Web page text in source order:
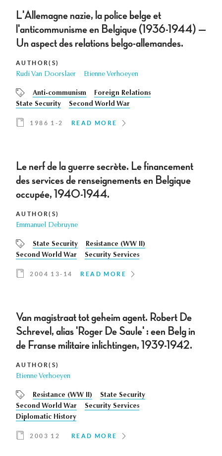
L'Allemagne nazie, la police belge et
l'anticommunisme en Belgique (1936-1944) —
Un aspect des relations belgo-allemandes.
AUTHOR(S)
Rudi Van Doorslaer Etienne Verhoeyen
Anti-communism
Foreign Relations
State Security
Second World War
1986 1-2 READ MORE
Le nerf de la guerre secrète. Le financement
des services de renseignements en Belgique
occupée, 1940-1944.
AUTHOR(S)
Emmanuel Debruyne
State Security
Resistance (WW II)
Second World War
Security Services
2004 13-14 READ MORE
Van magistraat tot geheim agent. Robert De
Schrevel, alias 'Roger De Saule' : een Belg in
de Franse militaire inlichtingen, 1939-1942.
AUTHOR(S)
Etienne Verhoeyen
Resistance (WW II)
State Security
Second World War
Security Services
Diplomatic History
2003 12 READ MORE